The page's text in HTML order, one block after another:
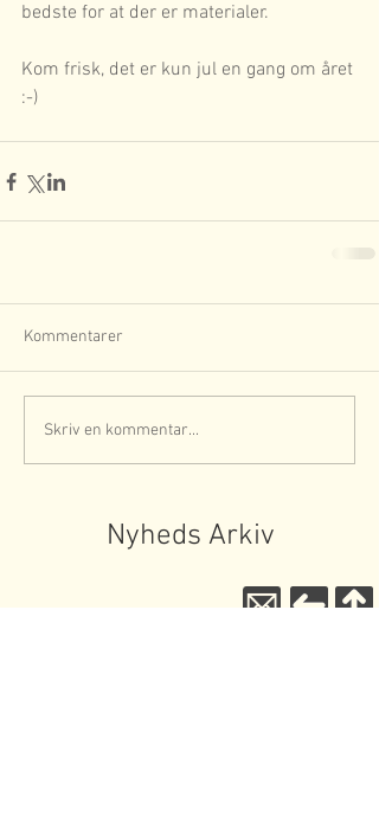
bedste for at der er materialer.
Kom frisk, det er kun jul en gang om året
:-)
Kommentarer
Skriv en kommentar...
Nyheds Arkiv